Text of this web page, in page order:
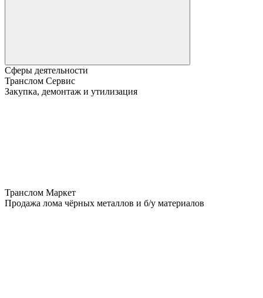
Сферы деятельности
Транслом Сервис
Закупка, демонтаж и утилизация
Транслом Маркет
Продажа лома чёрных металлов и б/у материалов